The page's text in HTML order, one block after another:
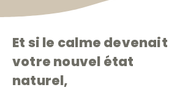
Et si le calme devenait
votre nouvel état
naturel,